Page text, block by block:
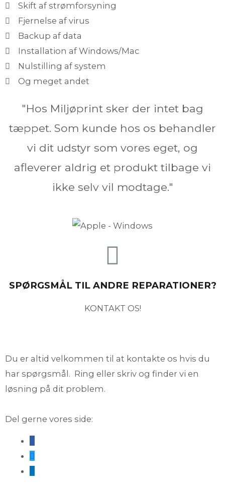
Skift af strømforsyning
Fjernelse af virus
Backup af data
Installation af Windows/Mac
Nulstilling af system
Og meget andet
"Hos Miljøprint sker der intet bag
tæppet. Som kunde hos os behandler
vi dit udstyr som vores eget, og
afleverer aldrig et produkt tilbage vi
ikke selv vil modtage."
SPØRGSMÅL TIL ANDRE REPARATIONER?
KONTAKT OS!
Du er altid velkommen til at kontakte os hvis du
har spørgsmål. Ring eller skriv og finder vi en
løsning på dit problem.
Del gerne vores side: